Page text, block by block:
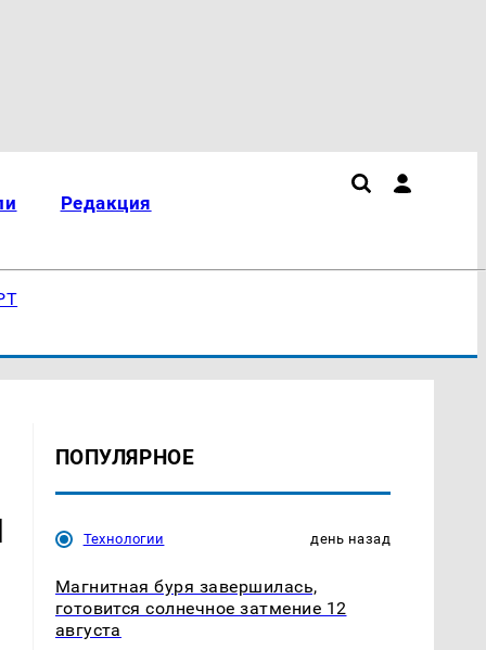
Редакция
ПОПУЛЯРНОЕ
Технологии день назад
Магнитная буря завершилась,
готовится солнечное затмение 12
августа